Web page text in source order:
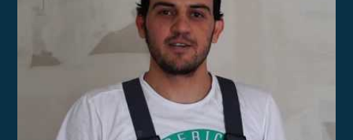
Datenschutzerklärungen